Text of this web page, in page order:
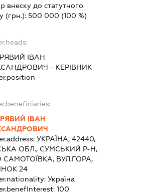
внеску до статутного
(грн.): 500 000 (100 %)
ІВАН
- КЕРІВНИК
-
ІВАН
УКРАЇНА, 42440,
ОБЛ., СУМСЬКИЙ Р-Н,
САМОТОЇВКА, ВУЛ.ГОРА,
24
Україна
100